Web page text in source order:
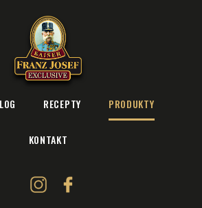
RECEPTY PRODUKTY
KONTAKT